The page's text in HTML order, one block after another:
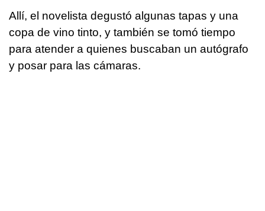
Allí, el novelista degustó algunas tapas y una
copa de vino tinto, y también se tomó tiempo
para atender a quienes buscaban un autógrafo
y posar para las cámaras.